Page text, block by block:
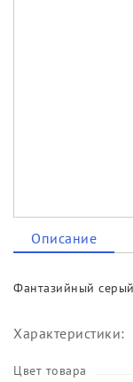
Описание
Фантазийный
Характеристики:
Цвет товара